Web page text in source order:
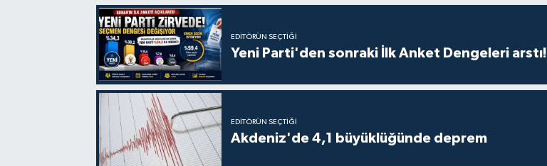
EDITÖRÜN SEÇTIĞI
Yeni Parti'den sonraki İlk Anket Dengeleri arstı!
EDITÖRÜN SEÇTIĞI
Akdeniz'de 4,1 büyüklüğünde deprem